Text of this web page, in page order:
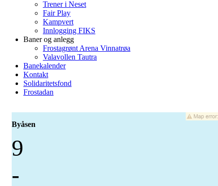
Trener i Neset
Fair Play
Kampvert
Innlogging FIKS
Baner og anlegg
Frostagrønt Arena Vinnatrøa
Valavollen Tautra
Banekalender
Kontakt
Solidaritetsfond
Frostadan
Byåsen
9
-